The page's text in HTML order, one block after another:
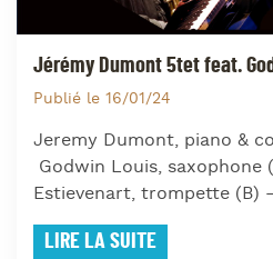
Jérémy Dumont 5tet feat.
Publié le 16/01/24
Jeremy Dumont, piano &
Godwin Louis, saxophone
Estievenart, trompette (B)
LIRE LA SUITE